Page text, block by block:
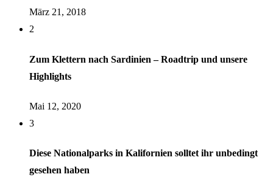
März 21, 2018
2
Zum Klettern nach Sardinien – Roadtrip und unsere
Highlights
Mai 12, 2020
3
Diese Nationalparks in Kalifornien solltet ihr unbedingt
gesehen haben